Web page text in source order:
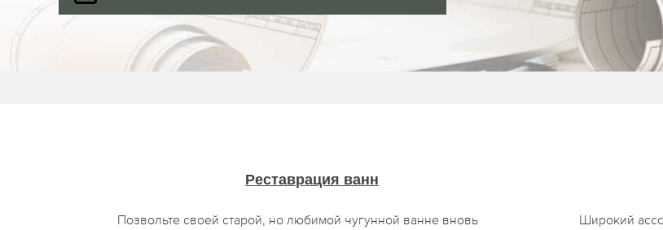
Реставрация ванн
Позвольте своей старой, но любимой чугунной ванне вновь
Широкий